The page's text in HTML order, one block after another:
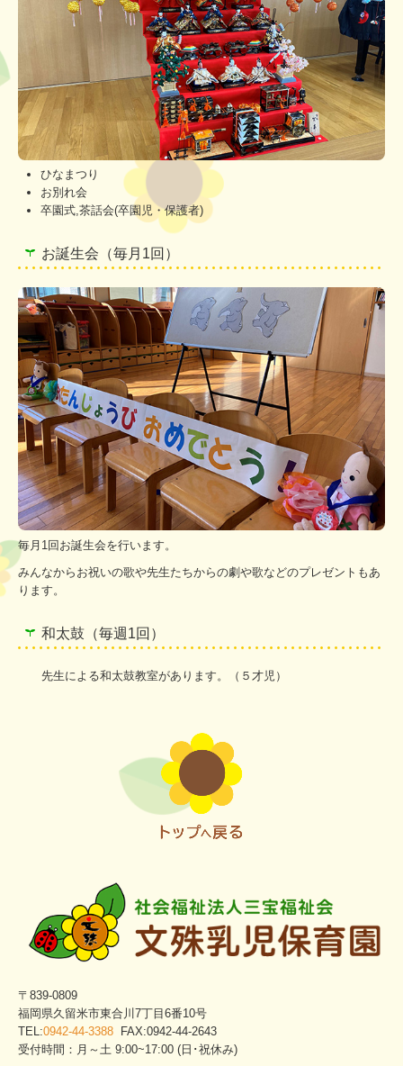
ひなまつり
お別れ会
卒園式,茶話会(卒園児・保護者)
お誕生会（毎月1回）
毎月1回お誕生会を行います。
みんなからお祝いの歌や先生たちからの劇や歌などのプレゼントもあ
ります。
和太鼓（毎週1回）
先生による和太鼓教室があります。（５才児）
〒839-0809
福岡県久留米市東合川7丁目6番10号
TEL:0942-44-3388 FAX:0942-44-2643
受付時間：月～土 9:00~17:00 (日･祝休み)